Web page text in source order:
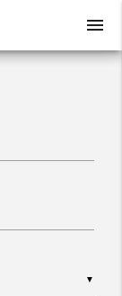
menu
▼